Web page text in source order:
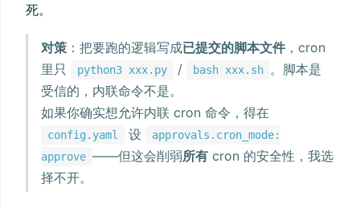
死。
对策 ：把要跑的逻辑写成已提交的脚本文件，cron
里只
python3 xxx.py / bash xxx.sh
。脚本是
受信的，内联命令不是。
如果你确实想允许内联 cron 命令，得在
config.yaml 设
approvals.cron_mode:
approve ——但这会削弱所有 cron 的安全性，我选
择不开。